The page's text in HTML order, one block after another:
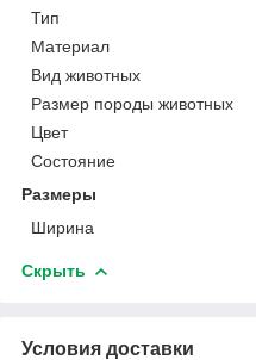
Тип
Материал
Вид животных
Размер породы животных
Цвет
Состояние
Размеры
Ширина
Скрыть
Условия доставки